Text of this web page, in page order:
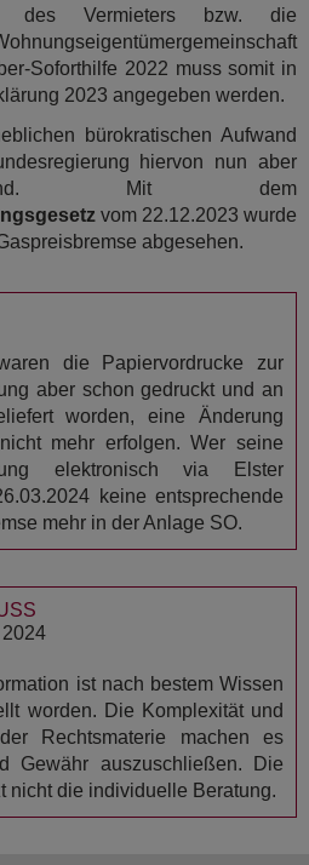
des Vermieters bzw. die
Soforthilfe 2022 muss somit in
2023 angegeben werden.
bürokratischen Aufwand
hiervon nun aber
Mit dem
vom 22.12.2023 wurde
abgesehen.
die Papiervordrucke zur
aber schon gedruckt und an
worden, eine Änderung
mehr erfolgen. Wer seine
elektronisch via Elster
keine entsprechende
mehr in der Anlage SO.
ist nach bestem Wissen
worden. Die Komplexität und
Rechtsmaterie machen es
Gewähr auszuschließen. Die
nicht die individuelle Beratung.